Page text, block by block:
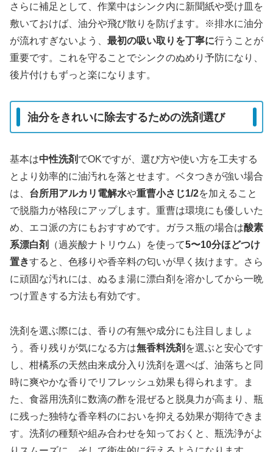
さらに補足として、作業中はシンク内に新聞紙や受け皿を
敷いておけば、油分や飛び散りを防げます。※排水に油分
が流れすぎないよう、 最初の吸い取りを丁寧に行うことが
重要です。これを守ることでシンクのぬめり予防になり、
後片付けもずっと楽になります。
油分をきれいに除去するための洗剤選び
基本は中性洗剤 でOKですが、選び方や使い方を工夫する
とより効率的に油汚れを落とせます。ベタつきが強い場合
は、 台所用アルカリ電解水や重曹小さじ1/2を加えること
で脱脂力が格段にアップします。重曹は環境にも優しいた
め、エコ派の方にもおすすめです。ガラス瓶の場合は酸素
系漂白剤
（過炭酸ナトリウム）を使って5〜10分ほどつけ
置きすると、色移りや香辛料の匂いが早く抜けます。さら
に頑固な汚れには、ぬるま湯に漂白剤を溶かしてから一晩
つけ置きする方法も有効です。
洗剤を選ぶ際には、香りの有無や成分にも注目しましょ
う。香り残りが気になる方は無香料洗剤 を選ぶと安心です
し、柑橘系の天然由来成分入り洗剤を選べば、油落ちと同
時に爽やかな香りでリフレッシュ効果も得られます。ま
た、食器用洗剤に数滴の酢を混ぜると脱臭力が高まり、瓶
に残った独特な香辛料のにおいを抑える効果が期待できま
す。洗剤の種類や組み合わせを知っておくと、瓶洗浄がよ